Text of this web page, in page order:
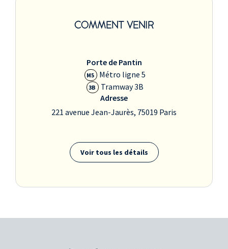
COMMENT VENIR
Porte de Pantin
M5 Métro ligne 5
3B
Tramway 3B
Adresse
221 avenue Jean-Jaurès, 75019 Paris
Voir tous les détails